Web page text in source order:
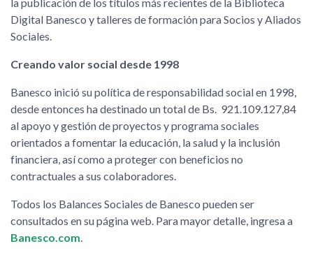
Digital Banesco y talleres de formación para Socios y Aliados
Sociales.
Creando valor social desde 1998
Banesco inició su política de responsabilidad social en 1998,
desde entonces ha destinado un total de Bs. 921.109.127,84
al apoyo y gestión de proyectos y programa sociales
orientados a fomentar la educación, la salud y la inclusión
financiera, así como a proteger con beneficios no
contractuales a sus colaboradores.
Todos los Balances Sociales de Banesco pueden ser
consultados en su página web. Para mayor detalle, ingresa a
Banesco.com